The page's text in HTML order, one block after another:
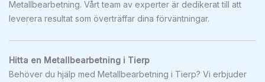
Metallbearbetning. Vårt team av experter är dedikerat till att
leverera resultat som överträffar dina förväntningar.
Hitta en Metallbearbetning i Tierp
Behöver du hjälp med Metallbearbetning i Tierp? Vi erbjuder